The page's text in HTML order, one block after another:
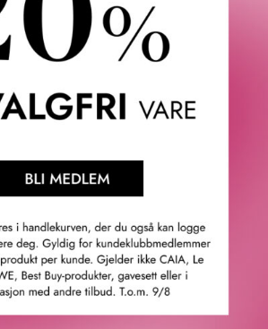
bergamott og mandarin – som de
sang. Hjertenoten inneholder
sambac og hasselnøtt som
og benzoin etterlater et
mer enn en parfyme – det er en
møter holdning. Navnet er
hyllest til det personlige uttrykket
kardemomme, mandarin og safran.